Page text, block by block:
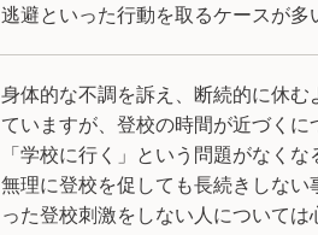
逃避といった行動を取るケースが
身体的な不調を訴え、断続的に休
ていますが、登校の時間が近づく
「学校に行く」という問題がなく
無理に登校を促しても長続きしな
った登校刺激をしない人については